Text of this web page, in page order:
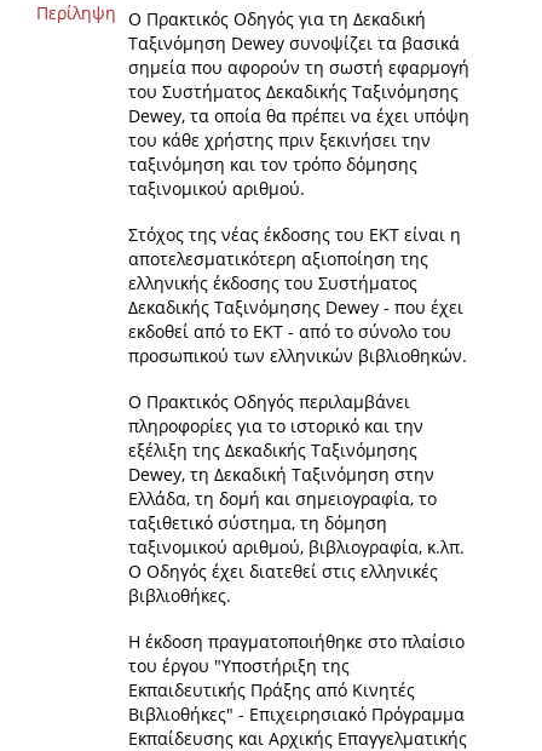
Περίληψη Ο Πρακτικός Οδηγός για τη Δεκαδική
Ταξινόμηση Dewey συνοψίζει τα βασικά
σημεία που αφορούν τη σωστή εφαρμογή
του Συστήματος Δεκαδικής Ταξινόμησης
Dewey, τα οποία θα πρέπει να έχει υπόψη
του κάθε χρήστης πριν ξεκινήσει την
ταξινόμηση και τον τρόπο δόμησης
ταξινομικού αριθμού.
Στόχος της νέας έκδοσης του ΕΚΤ είναι η
αποτελεσματικότερη αξιοποίηση της
ελληνικής έκδοσης του Συστήματος
Δεκαδικής Ταξινόμησης Dewey - που έχει
εκδοθεί από το ΕΚΤ - από το σύνολο του
προσωπικού των ελληνικών βιβλιοθηκών.
Ο Πρακτικός Οδηγός περιλαμβάνει
πληροφορίες για το ιστορικό και την
εξέλιξη της Δεκαδικής Ταξινόμησης
Dewey, τη Δεκαδική Ταξινόμηση στην
Ελλάδα, τη δομή και σημειογραφία, το
ταξιθετικό σύστημα, τη δόμηση
ταξινομικού αριθμού, βιβλιογραφία, κ.λπ.
Ο Οδηγός έχει διατεθεί στις ελληνικές
βιβλιοθήκες.
Η έκδοση πραγματοποιήθηκε στο πλαίσιο
του έργου "Υποστήριξη της
Εκπαιδευτικής Πράξης από Κινητές
Βιβλιοθήκες" - Επιχειρησιακό Πρόγραμμα
Εκπαίδευσης και Αρχικής Επαγγελματικής